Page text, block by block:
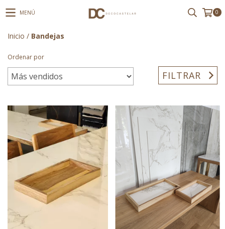
MENÚ 0
Inicio / Bandejas
Ordenar por
FILTRAR